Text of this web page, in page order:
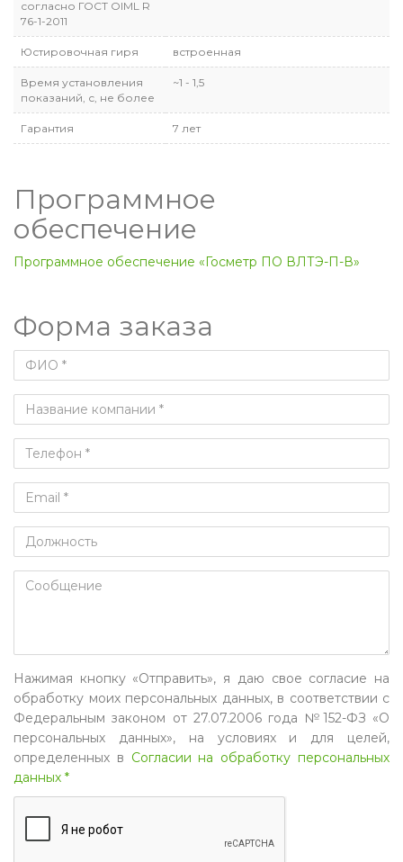
согласно ГОСТ OIML R
76-1-2011
Юстировочная гиря встроенная
Время установления
показаний, с, не более
~1 - 1,5
Гарантия 7 лет
Программное
обеспечение
Программное обеспечение «Госметр ПО ВЛТЭ-П-В»
Форма заказа
Нажимая кнопку «Отправить», я даю свое согласие на
обработку моих персональных данных, в соответствии с
Федеральным законом от 27.07.2006 года №152-ФЗ «О
персональных данных», на условиях и для целей,
определенных в Согласии на обработку персональных
данных *